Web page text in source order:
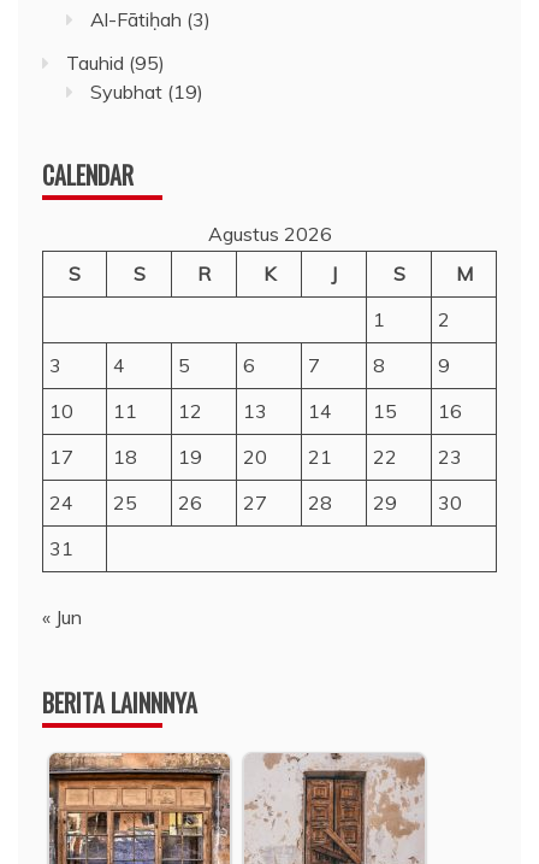
Al-Fātiḥah (3)
Tauhid (95)
Syubhat (19)
CALENDAR
Agustus 2026
S
S R K J S
M
1
2
3
4 5 6 7 8
9
10
11 12 13 14 15
16
17
18 19 20 21 22
23
24
25 26 27 28 29
30
31
« Jun
BERITA LAINNNYA